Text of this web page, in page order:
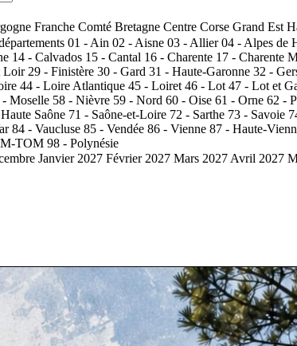
Franche Comté Bretagne Centre Corse Grand Est
01 - Ain 02 - Aisne 03 - Allier 04 - Alpes de
14 - Calvados 15 - Cantal 16 - Charente 17 - Charente
Loir 29 - Finistère 30 - Gard 31 - Haute-Garonne 32 -
44 - Loire Atlantique 45 - Loiret 46 - Lot 47 - Lot et
- Moselle 58 - Nièvre 59 - Nord 60 - Oise 61 - Orne 62 -
Saône 71 - Saône-et-Loire 72 - Sarthe 73 - Savoie
84 - Vaucluse 85 - Vendée 86 - Vienne 87 - Haute-
TOM 98 - Polynésie
Janvier 2027 Février 2027 Mars 2027 Avril 2027